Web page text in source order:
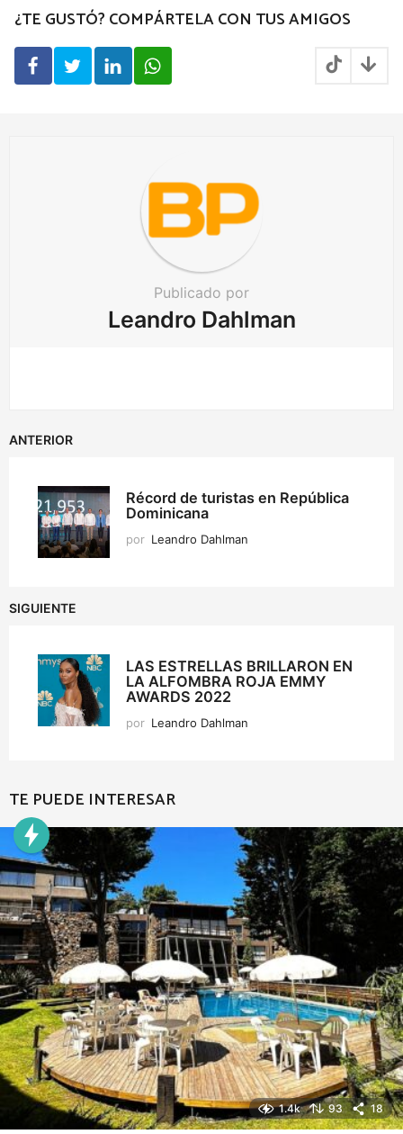
P
a
i
¿TE GUSTÓ? COMPÁRTELA CON TUS AMIGOS
Publicado por
Leandro Dahlman
ANTERIOR
Récord de turistas en República
Dominicana
por Leandro Dahlman
SIGUIENTE
LAS ESTRELLAS BRILLARON EN
LA ALFOMBRA ROJA EMMY
AWARDS 2022
por Leandro Dahlman
TE PUEDE INTERESAR
1.4k 93 18